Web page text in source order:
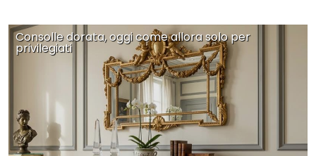
Consolle dorata, oggi come allora solo per
privilegiati